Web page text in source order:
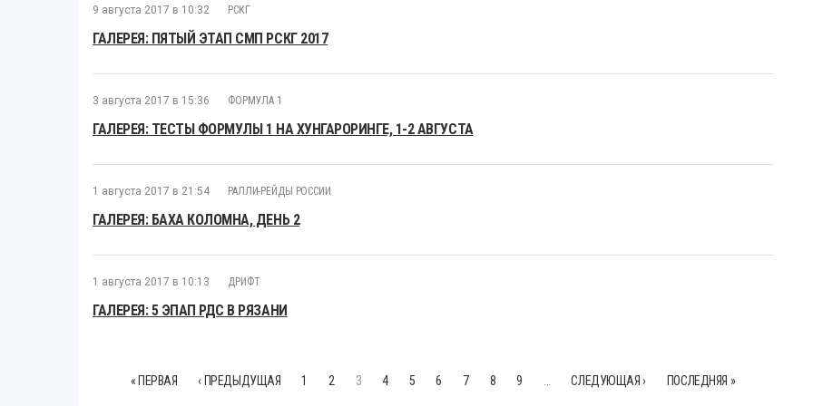
9 августа 2017 в 10:32 РСКГ
ГАЛЕРЕЯ: ПЯТЫЙ ЭТАП СМП РСКГ 2017
3 августа 2017 в 15:36 ФОРМУЛА 1
ГАЛЕРЕЯ: ТЕСТЫ ФОРМУЛЫ 1 НА ХУНГАРОРИНГЕ, 1-2 АВГУСТА
1 августа 2017 в 21:54 РАЛЛИ-РЕЙДЫ РОССИИ
ГАЛЕРЕЯ: БАХА КОЛОМНА, ДЕНЬ 2
1 августа 2017 в 10:13 ДРИФТ
ГАЛЕРЕЯ: 5 ЭПАП РДС В РЯЗАНИ
« ПЕРВАЯ ‹ ПРЕДЫДУЩАЯ 1 2 3 4 5 6 7 8 9 СЛЕДУЮЩАЯ › ПОСЛЕДНЯЯ »